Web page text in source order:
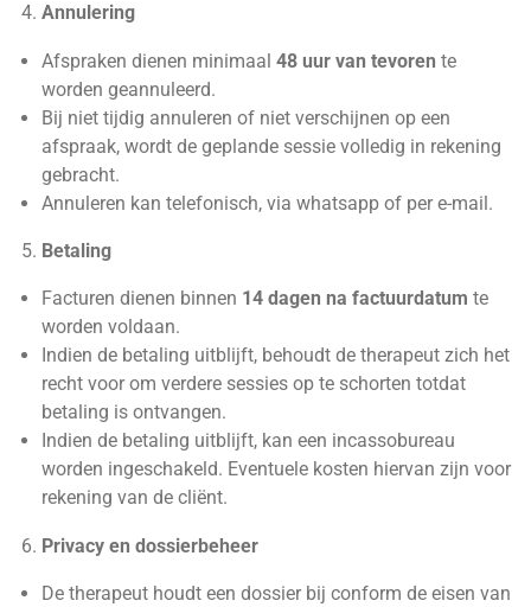
Annulering
Afspraken dienen minimaal 48 uur van tevoren te
worden geannuleerd.
Bij niet tijdig annuleren of niet verschijnen op een
afspraak, wordt de geplande sessie volledig in rekening
gebracht.
Annuleren kan telefonisch, via whatsapp of per e-mail.
Betaling
Facturen dienen binnen 14 dagen na factuurdatum te
worden voldaan.
Indien de betaling uitblijft, behoudt de therapeut zich het
recht voor om verdere sessies op te schorten totdat
betaling is ontvangen.
Indien de betaling uitblijft, kan een incassobureau
worden ingeschakeld. Eventuele kosten hiervan zijn voor
rekening van de cliënt.
Privacy en dossierbeheer
De therapeut houdt een dossier bij conform de eisen van